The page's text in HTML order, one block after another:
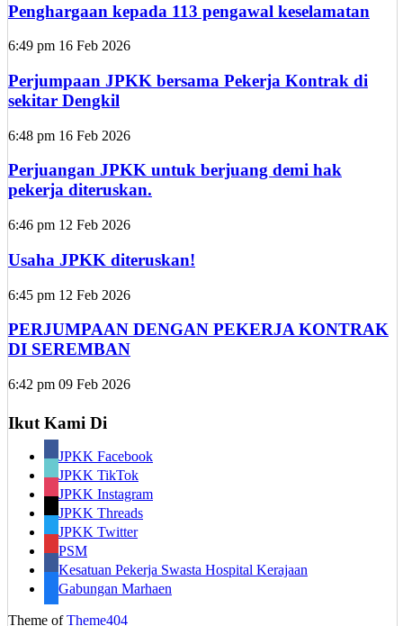
Penghargaan kepada 113 pengawal keselamatan
6:49 pm 16 Feb 2026
Perjumpaan JPKK bersama Pekerja Kontrak di
sekitar Dengkil
6:48 pm 16 Feb 2026
Perjuangan JPKK untuk berjuang demi hak
pekerja diteruskan.
6:46 pm 12 Feb 2026
Usaha JPKK diteruskan!
6:45 pm 12 Feb 2026
PERJUMPAAN DENGAN PEKERJA KONTRAK
DI SEREMBAN
6:42 pm 09 Feb 2026
Ikut Kami Di
JPKK Facebook
JPKK TikTok
JPKK Instagram
JPKK Threads
JPKK Twitter
PSM
Kesatuan Pekerja Swasta Hospital Kerajaan
Gabungan Marhaen
Theme ofTheme404